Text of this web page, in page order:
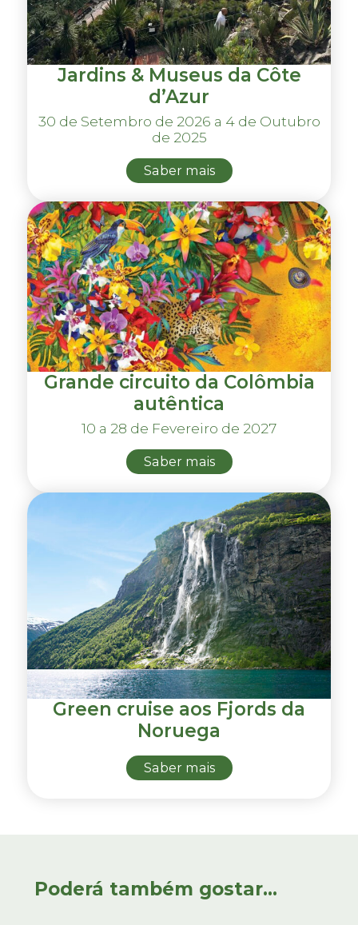
Jardins & Museus da Côte
d’Azur
30 de Setembro de 2026 a 4 de Outubro
de 2025
Saber mais
Grande circuito da Colômbia
autêntica
10 a 28 de Fevereiro de 2027
Saber mais
Green cruise aos Fjords da
Noruega
Saber mais
Poderá também gostar...